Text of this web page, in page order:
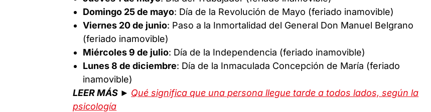
Domingo 25 de mayo: Día de la Revolución de Mayo (feriado inamovible)
Viernes 20 de junio: Paso a la Inmortalidad del General Don Manuel Belgrano
(feriado inamovible)
Miércoles 9 de julio: Día de la Independencia (feriado inamovible)
Lunes 8 de diciembre: Día de la Inmaculada Concepción de María (feriado
inamovible)
LEER MÁS ► Qué significa que una persona llegue tarde a todos lados, según la
psicología